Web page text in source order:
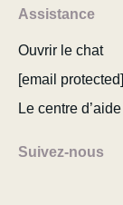
Assistance
Ouvrir le chat
[email protected]
Le centre d’aide
Suivez-nous